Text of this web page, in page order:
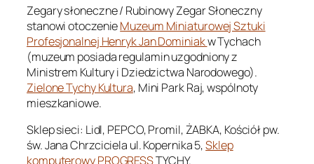
Zegary słoneczne / Rubinowy Zegar Słoneczny
stanowi otoczenieMuzeum Miniaturowej Sztuki
Profesjonalnej Henryk Jan Dominiakw Tychach
(muzeum posiada regulamin uzgodniony z
Ministrem Kultury i Dziedzictwa Narodowego).
Zielone Tychy Kultura, Mini Park Raj, wspólnoty
mieszkaniowe.
Sklep sieci: Lidl, PEPCO, Promil, ŻABKA, Kościół pw.
św. Jana Chrzciciela ul. Kopernika 5,Sklep
komputerowy PROGRESSTYCHY.